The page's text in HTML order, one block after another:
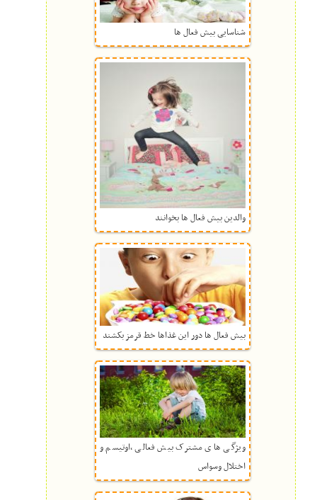
شناسایی بیش فعال ها
والدین بیش فعال ها بخوانند
بیش فعال ها دور این غذاها خط قرمز بکشند
ویژگی های مشترک بیش فعالی ،اوتیسم و
اختلال وسواس